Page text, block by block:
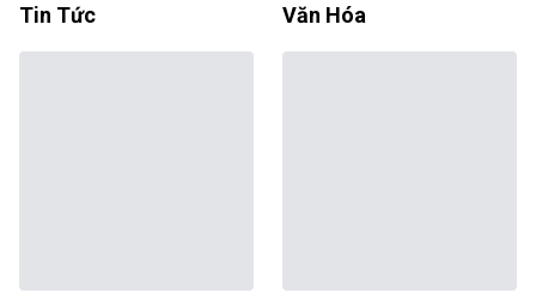
Tin Tức Văn Hóa